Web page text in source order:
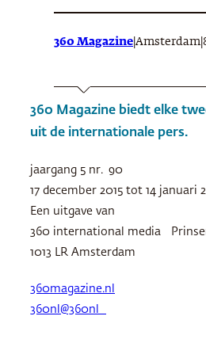
360 Magazine Amsterdam
360 Magazine biedt elke
uit de internationale pers.
jaargang 5 nr. 90
17 december 2015 tot 14 januari
Een uitgave van
360 international media
1013 LR Amsterdam
360magazine.nl
360nl@360nl